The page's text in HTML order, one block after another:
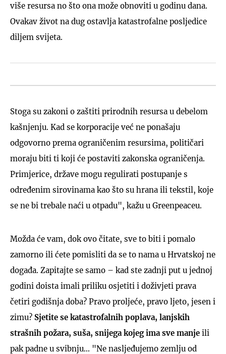
više resursa no što ona može obnoviti u godinu dana.
Ovakav život na dug ostavlja katastrofalne posljedice
diljem svijeta.
Stoga su zakoni o zaštiti prirodnih resursa u debelom
kašnjenju. Kad se korporacije već ne ponašaju
odgovorno prema ograničenim resursima, političari
moraju biti ti koji će postaviti zakonska ograničenja.
Primjerice, države mogu regulirati postupanje s
određenim sirovinama kao što su hrana ili tekstil, koje
se ne bi trebale naći u otpadu", kažu u Greenpeaceu.
Možda će vam, dok ovo čitate, sve to biti i pomalo
zamorno ili ćete pomisliti da se to nama u Hrvatskoj ne
događa. Zapitajte se samo – kad ste zadnji put u jednoj
godini doista imali priliku osjetiti i doživjeti prava
četiri godišnja doba? Pravo proljeće, pravo ljeto, jesen i
zimu? Sjetite se katastrofalnih poplava, lanjskih
strašnih požara, suša, snijega kojeg ima sve manje ili
pak padne u svibnju... "Ne nasljeđujemo zemlju od